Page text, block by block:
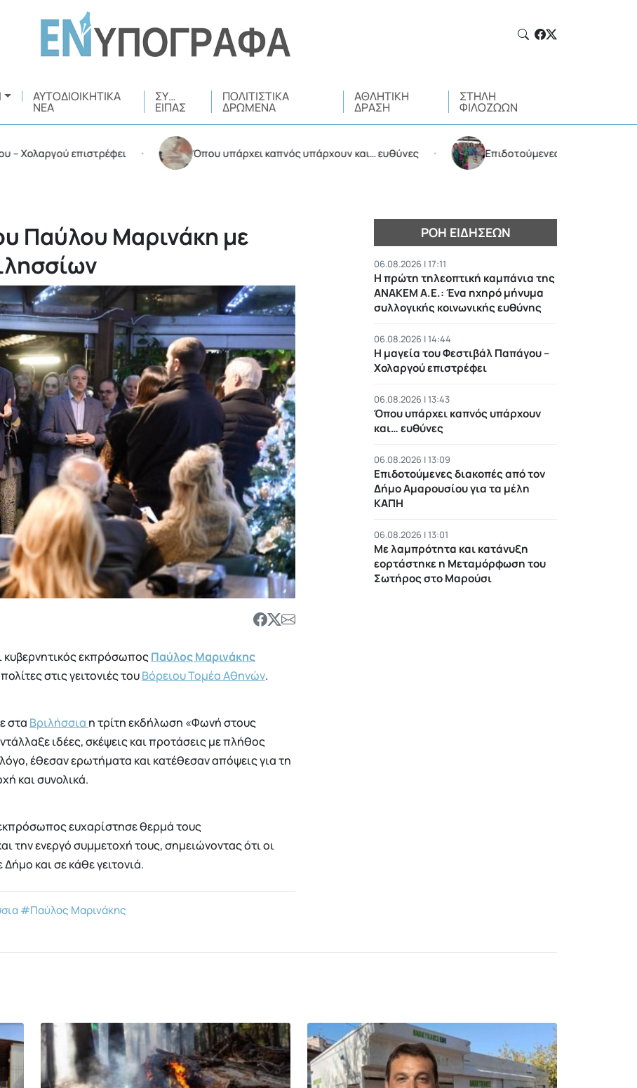
ΑΥΤΟΔΙΟΙΚΗΤΙΚΆ
ΝΈΑ
ΣΥ…
ΕΊΠΑΣ
ΠΟΛΙΤΙΣΤΙΚΆ
ΔΡΏΜΕΝΑ
ΑΘΛΗΤΙΚΉ
ΔΡΆΣΗ
ΣΤΉΛΗ
ΦΙΛΌΖΩΩΝ
επιστρέφει • Όπου υπάρχει καπνός υπάρχουν και… ευθύνες • Επιδοτούμενες διακοπές από τον
Παύλου Μαρινάκη με
εκπρόσωποςΠαύλος Μαρινάκης
στις γειτονιές τουΒόρειου Τομέα Αθηνών.
στα Βριλήσσια η τρίτη εκδήλωση «Φωνή στους
ιδέες, σκέψεις και προτάσεις με πλήθος
έθεσαν ερωτήματα και κατέθεσαν απόψεις για τη
και συνολικά.
ευχαρίστησε θερμά τους
την ενεργό συμμετοχή τους, σημειώνοντας ότι οι
και σε κάθε γειτονιά.
#Παύλος Μαρινάκης
ΡΟΉ ΕΙΔΉΣΕΩΝ
06.08.2026 | 17:11
Η πρώτη τηλεοπτική καμπάνια της
ΑΝΑΚΕΜ Α.Ε.: Ένα ηχηρό μήνυμα
συλλογικής κοινωνικής ευθύνης
06.08.2026 | 14:44
Η μαγεία του Φεστιβάλ Παπάγου –
Χολαργού επιστρέφει
06.08.2026 | 13:43
Όπου υπάρχει καπνός υπάρχουν
και… ευθύνες
06.08.2026 | 13:09
Επιδοτούμενες διακοπές από τον
Δήμο Αμαρουσίου για τα μέλη
ΚΑΠΗ
06.08.2026 | 13:01
Με λαμπρότητα και κατάνυξη
εορτάστηκε η Μεταμόρφωση του
Σωτήρος στο Μαρούσι